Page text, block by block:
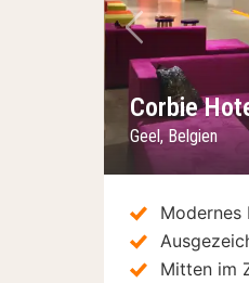
Corbie
Geel, Belgien
Modernes
Mitten im